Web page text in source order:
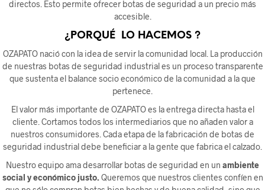
directos. Esto permite ofrecer botas de seguridad a un precio más
accesible.
¿PORQUÉ LO HACEMOS ?
OZAPATO nació con la idea de servir la comunidad local. La producción
de nuestras botas de seguridad industrial es un proceso transparente
que sustenta el balance socio económico de la comunidad a la que
pertenece.
El valor más importante de OZAPATO es la entrega directa hasta el
cliente. Cortamos todos los intermediarios que no añaden valor a
nuestros consumidores. Cada etapa de la fabricación de botas de
seguridad industrial debe beneficiar a la gente que fabrica el calzado.
Nuestro equipo ama desarrollar botas de seguridad en un ambiente
social y económico justo.Queremos que nuestros clientes confíen en